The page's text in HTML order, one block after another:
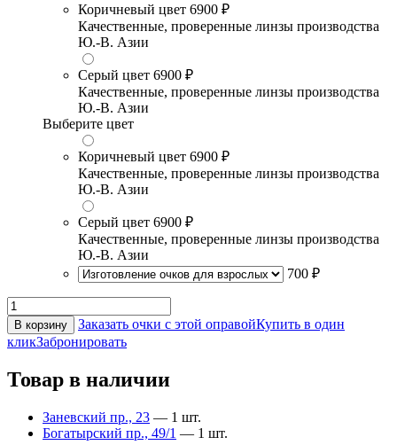
Коричневый цвет 6900 ₽
Качественные, проверенные линзы производства
Ю.-В. Азии
Серый цвет 6900 ₽
Качественные, проверенные линзы производства
Ю.-В. Азии
Выберите цвет
Коричневый цвет 6900 ₽
Качественные, проверенные линзы производства
Ю.-В. Азии
Серый цвет 6900 ₽
Качественные, проверенные линзы производства
Ю.-В. Азии
700 ₽
В корзину Заказать очки с этой оправойКупить в один
кликЗабронировать
Товар в наличии
Заневский пр., 23 — 1 шт.
Богатырский пр., 49/1 — 1 шт.